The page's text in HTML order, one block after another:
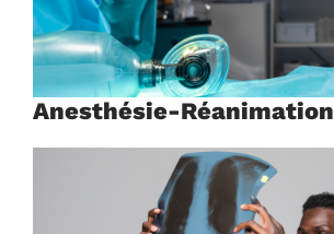
Anesthésie-Réanimation